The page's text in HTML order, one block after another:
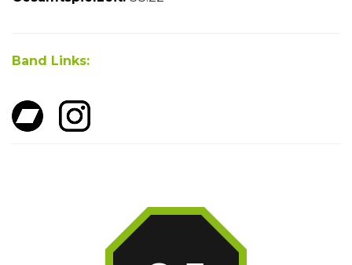
Band Links: